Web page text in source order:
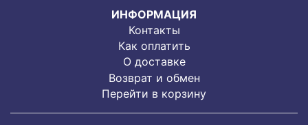
ИНФОРМАЦИЯ
Контакты
Как оплатить
О доставке
Возврат и обмен
Перейти в корзину